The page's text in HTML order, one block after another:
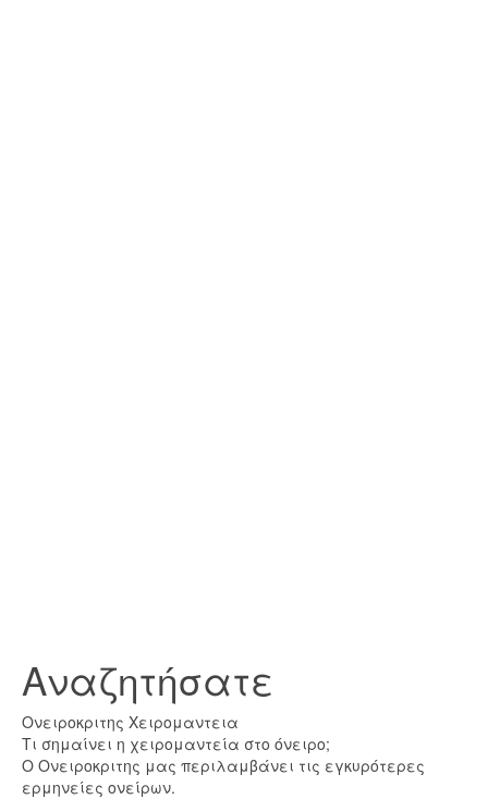
Αναζητήσατε
Ονειροκριτης Χειρομαντεια
Τι σημαίνει η χειρομαντεία στο όνειρο;
Ο Ονειροκριτης μας περιλαμβάνει τις εγκυρότερες
ερμηνείες ονείρων.